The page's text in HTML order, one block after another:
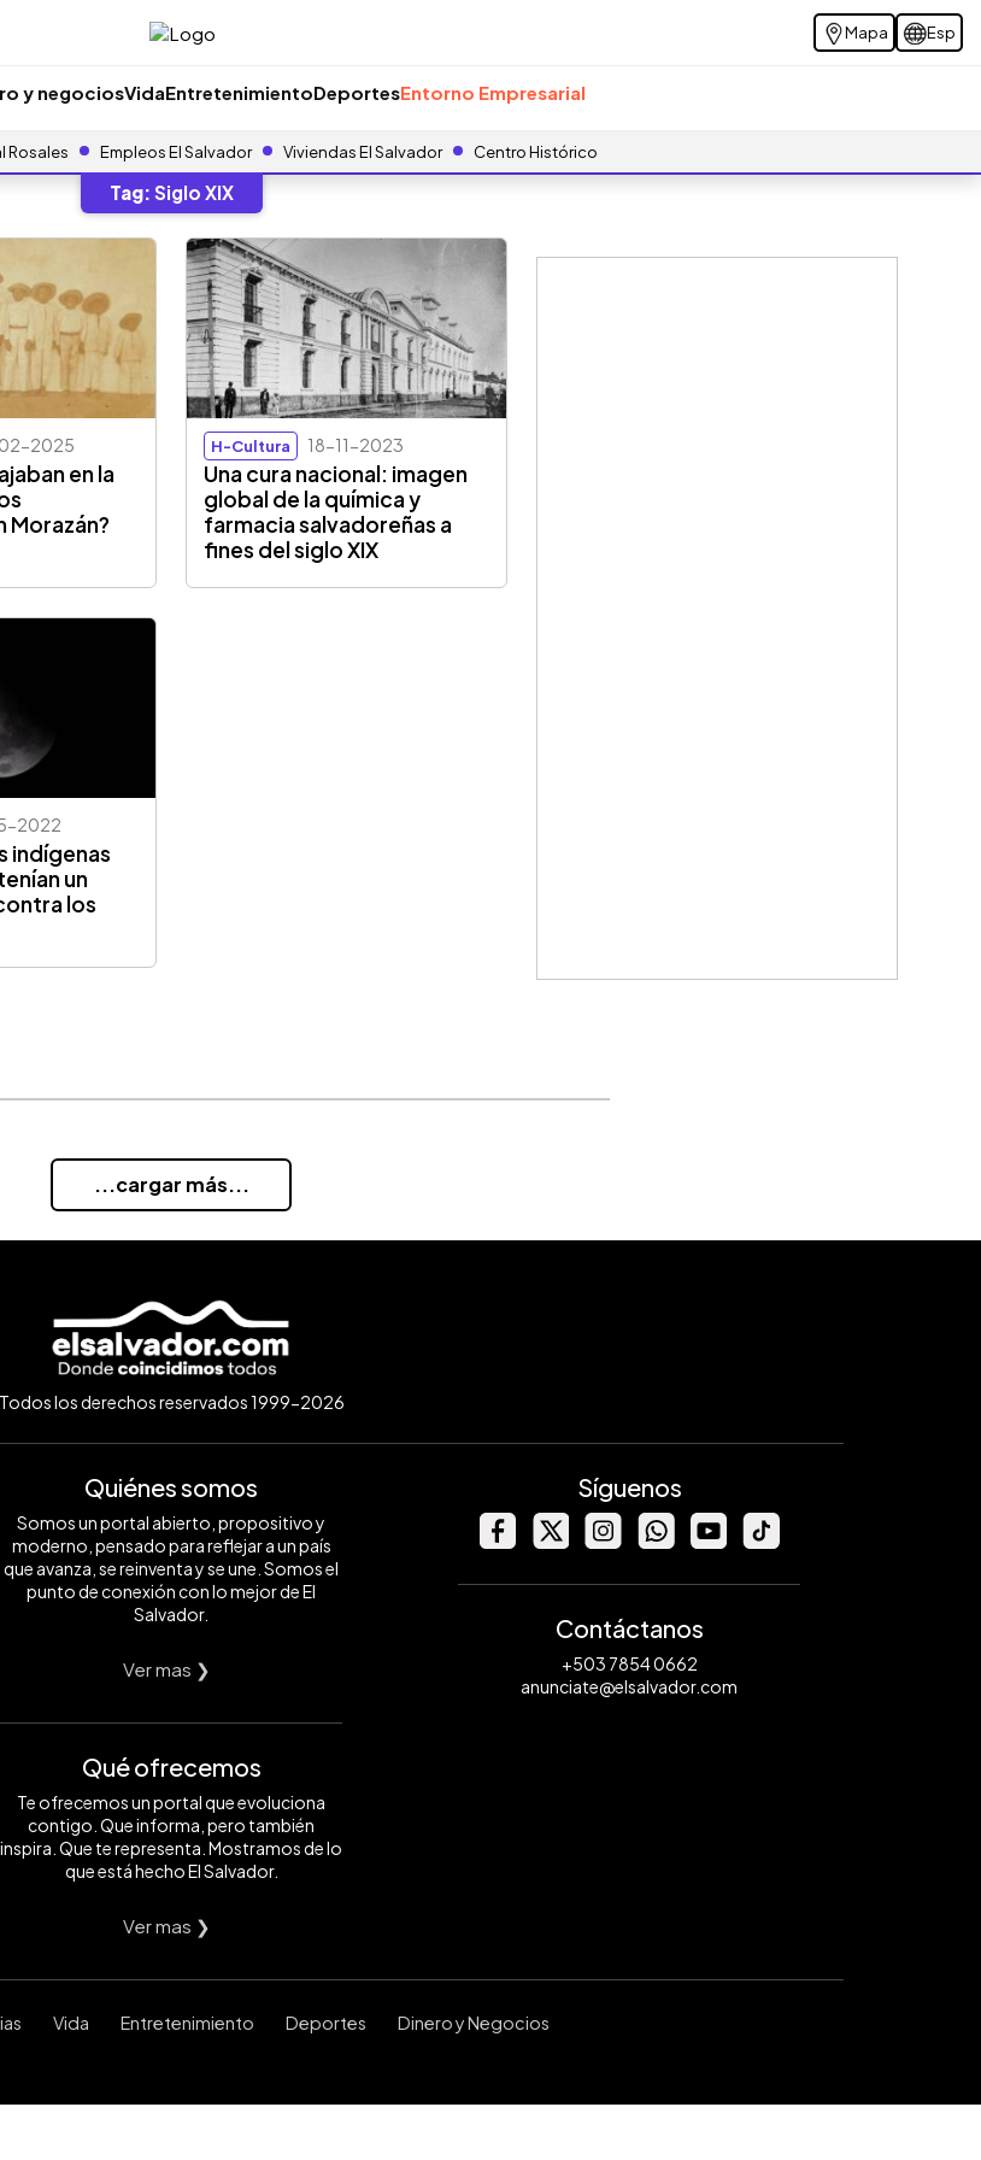
Mapa Esp
y negociosVidaEntretenimientoDeportesEntorno Empresarial
Rosales Empleos El Salvador Viviendas El Salvador Centro Histórico
Tag: Siglo XIX
2025
en la
Morazán?
H-Cultura 18-11-2023
Una cura nacional: imagen
global de la química y
farmacia salvadoreñas a
fines del siglo XIX
2022
indígenas
un
los
...cargar más...
Todos los derechos reservados 1999-2026
Quiénes somos
Somos un portal abierto, propositivo y
moderno, pensado para reflejar a un país
que avanza, se reinventa y se une. Somos el
punto de conexión con lo mejor de El
Salvador.
Ver mas ❯
Qué ofrecemos
Te ofrecemos un portal que evoluciona
contigo. Que informa, pero también
inspira. Que te representa. Mostramos de lo
que está hecho El Salvador.
Ver mas ❯
Síguenos
Contáctanos
+503 7854 0662
anunciate@elsalvador.com
Vida Entretenimiento Deportes Dinero y Negocios